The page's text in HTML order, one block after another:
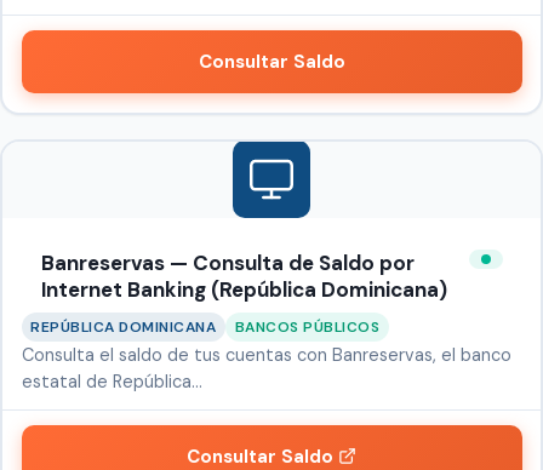
Consultar Saldo
Banreservas — Consulta de Saldo por
Internet Banking (República Dominicana)
REPÚBLICA DOMINICANA BANCOS PÚBLICOS
Consulta el saldo de tus cuentas con Banreservas, el banco
estatal de República…
Consultar Saldo